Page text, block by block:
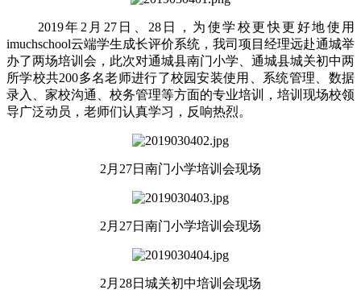
2019年2月27日、28日，为使学校更快更好地使用
imuchschool云端学生成长评价系统，我司项目经理远赴通城举
办了两场培训会，此次对通城县南门小学、通城县城关初中两
所学校共200多名老师进行了校园安装使用、系统管理、数据
录入、家校沟通、校务管理等方面的专业培训，培训现场校领
导广泛动员，老师们认真学习，反响热烈。
2月27日南门小学培训会现场
2月27日南门小学培训会现场
2月28日城关初中培训会现场